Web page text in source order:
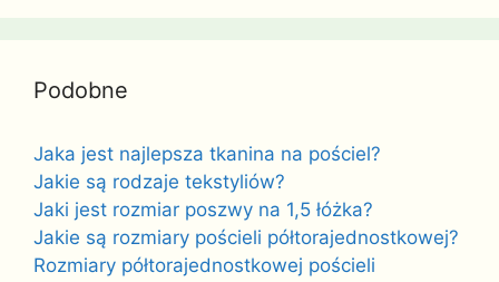
Podobne
Jaka jest najlepsza tkanina na pościel?
Jakie są rodzaje tekstyliów?
Jaki jest rozmiar poszwy na 1,5 łóżka?
Jakie są rozmiary pościeli półtorajednostkowej?
Rozmiary półtorajednostkowej pościeli